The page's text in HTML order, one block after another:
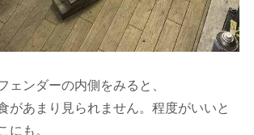
ェンダーの内側をみると、
があまり見られません。程度がいいと
にも。